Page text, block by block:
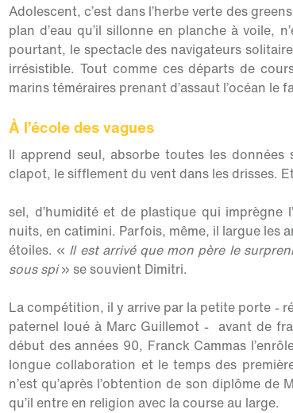
Adolescent, c’est dans l’herbe verte des
plan d’eau qu’il sillonne en planche à voile,
pourtant, le spectacle des navigateurs
irrésistible. Tout comme ces départs de
marins téméraires prenant d’assaut l’océan
À l’école des vagues
Il apprend seul, absorbe toutes les
clapot, le sifflement du vent dans les drisses.
sel, d’humidité et de plastique qui imprègne
nuits, en catimini. Parfois, même, il largue les
étoiles. « Il est arrivé que mon père le
sous spi» se souvient Dimitri.
La compétition, il y arrive par la petite porte -
paternel loué à Marc Guillemot - avant de
début des années 90, Franck Cammas
longue collaboration et le temps des
n’est qu’après l’obtention de son diplôme
qu’il entre en religion avec la course au large.